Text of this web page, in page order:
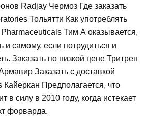
Radjay Чермоз Где заказать
Тольятти Как употреблять
Тим А оказывается,
и самому, если потрудиться и
Заказать по низкой цене Тритрен
Заказать с доставкой
Предполагается, что
в силу в 2010 году, когда истекает
форварда.